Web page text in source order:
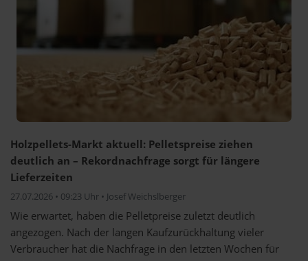
Holzpellets-Markt aktuell: Pelletspreise ziehen
deutlich an – Rekordnachfrage sorgt für längere
Lieferzeiten
27.07.2026 • 09:23 Uhr • Josef Weichslberger
Wie erwartet, haben die Pelletpreise zuletzt deutlich
angezogen. Nach der langen Kaufzurückhaltung vieler
Verbraucher hat die Nachfrage in den letzten Wochen für